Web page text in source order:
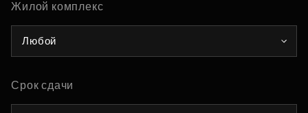
Жилой комплекс
Любой
Срок сдачи